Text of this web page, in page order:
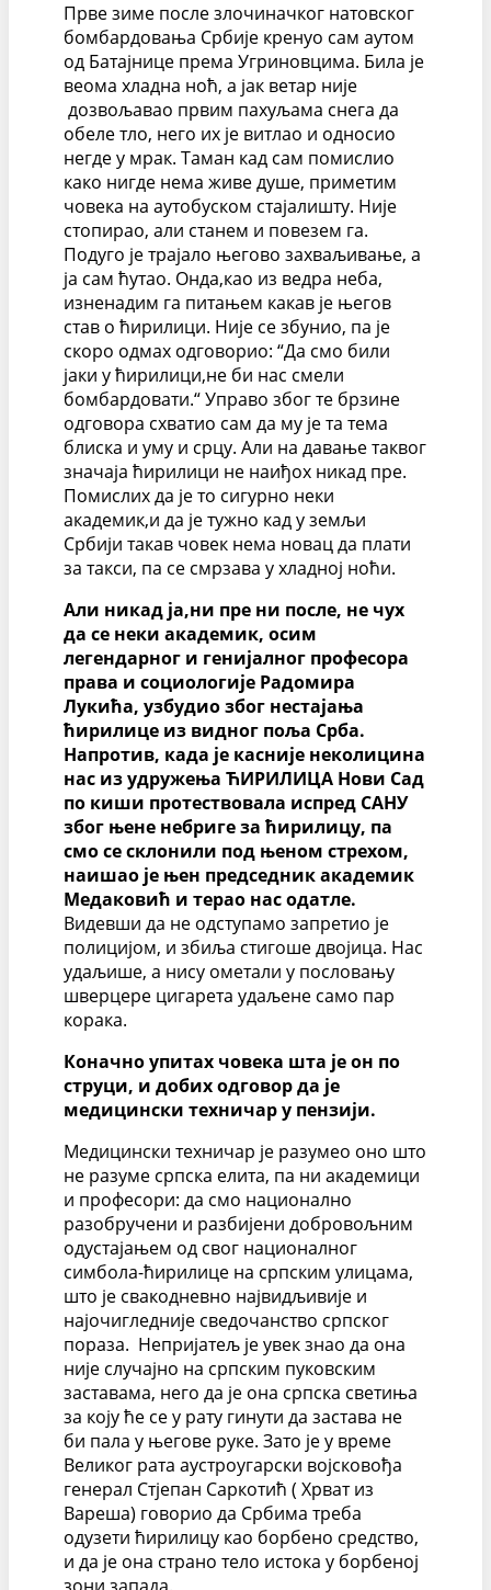
Прве зиме после злочиначког натовског
бомбардовања Србије кренуо сам аутом
од Батајнице према Угриновцима. Била је
веома хладна ноћ, а јак ветар није
дозвољавао првим пахуљама снега да
обеле тло, него их је витлао и односио
негде у мрак. Таман кад сам помислио
како нигде нема живе душе, приметим
човека на аутобуском стајалишту. Није
стопирао, али станем и повезем га.
Подуго је трајало његово захваљивање, а
ја сам ћутао. Онда,као из ведра неба,
изненадим га питањем какав је његов
став о ћирилици. Није се збунио, па је
скоро одмах одговорио: “Да смо били
јаки у ћирилици,не би нас смели
бомбардовати.“ Управо због те брзине
одговора схватио сам да му је та тема
блиска и уму и срцу. Али на давање таквог
значаја ћирилици не наиђох никад пре.
Помислих да је то сигурно неки
академик,и да је тужно кад у земљи
Србији такав човек нема новац да плати
за такси, па се смрзава у хладној ноћи.
Али никад ја,ни пре ни после, не чух
да се неки академик, осим
легендарног и генијалног професора
права и социологије Радомира
Лукића, узбудио због нестајања
ћирилице из видног поља Срба.
Напротив, када је касније неколицина
нас из удружења ЋИРИЛИЦА Нови Сад
по киши протествовала испред САНУ
због њене небриге за ћирилицу, па
смо се склонили под њеном стрехом,
наишао је њен председник академик
Медаковић и терао нас одатле.
Видевши да не одступамо запретио је
полицијом, и збиља стигоше двојица. Нас
удаљише, а нису ометали у пословању
шверцере цигарета удаљене само пар
корака.
Коначно упитах човека шта је он по
струци, и добих одговор да је
медицински техничар у пензији.
Медицински техничар је разумео оно што
не разуме српска елита, па ни академици
и професори: да смо национално
разобручени и разбијени добровољним
одустајањем од свог националног
симбола-ћирилице на српским улицама,
што је свакодневно највидљивије и
најочигледније сведочанство српског
пораза. Непријатељ је увек знао да она
није случајно на српским пуковским
заставама, него да је она српска светиња
за коју ће се у рату гинути да застава не
би пала у његове руке. Зато је у време
Великог рата аустроугарски војсковођа
генерал Стјепан Саркотић ( Хрват из
Вареша) говорио да Србима треба
одузети ћирилицу као борбено средство,
и да је она страно тело истока у борбеној